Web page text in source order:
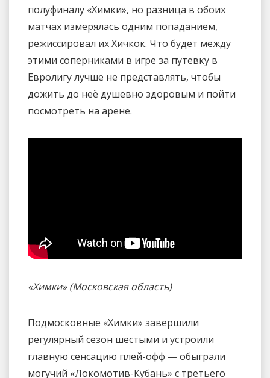
полуфиналу «Химки», но разница в обоих
матчах измерялась одним попаданием,
режиссировал их Хичкок. Что будет между
этими соперниками в игре за путевку в
Евролигу лучше не представлять, чтобы
дожить до неё душевно здоровым и пойти
посмотреть на арене.
«Химки» (Московская область)
Подмосковные «Химки» завершили
регулярный сезон шестыми и устроили
главную сенсацию плей-офф — обыграли
могучий «Локомотив-Кубань» с третьего